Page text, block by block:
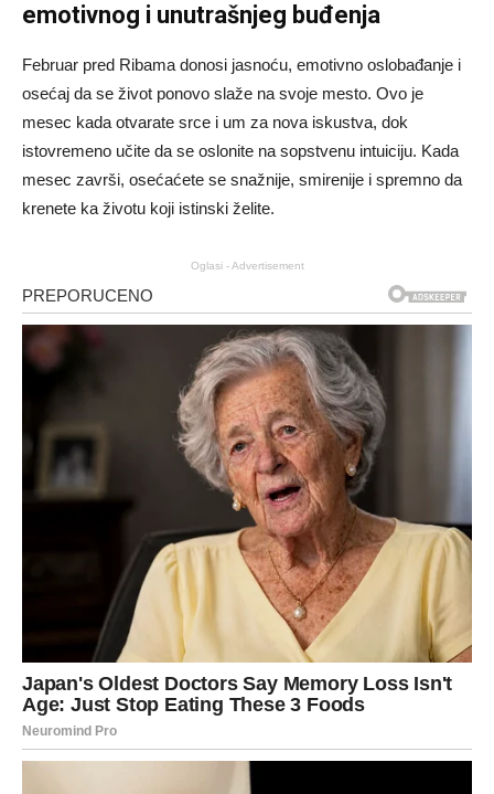
emotivnog i unutrašnjeg buđenja
Februar pred Ribama donosi jasnoću, emotivno oslobađanje i
osećaj da se život ponovo slaže na svoje mesto. Ovo je
mesec kada otvarate srce i um za nova iskustva, dok
istovremeno učite da se oslonite na sopstvenu intuiciju. Kada
mesec završi, osećaćete se snažnije, smirenije i spremno da
krenete ka životu koji istinski želite.
Oglasi - Advertisement